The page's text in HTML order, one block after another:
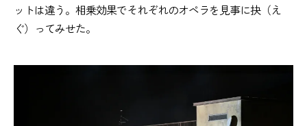
ットは違う。相乗効果でそれぞれのオペラを見事に抉（え
ぐ）ってみせた。